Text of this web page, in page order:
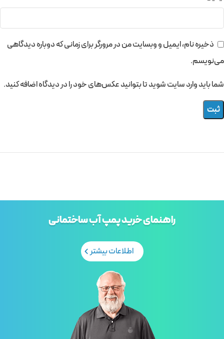
ذخیره نام، ایمیل و وبسایت من در مرورگر برای زمانی که دوباره دیدگاهی
می‌نویسم.
شما باید وارد سایت شوید تا بتوانید عکس‌های خود را در دیدگاه اضافه کنید.
راهنمای خرید پمپ آب ساختمانی
اطلاعات بیشتر